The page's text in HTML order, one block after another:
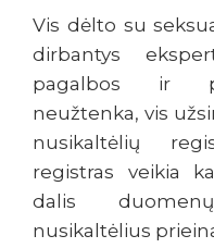
Vis dėlto su
dirbantys
pagalbos ir
neužtenka, vis
nusikaltėlių
registras veikia
dalis
nusikaltėlius